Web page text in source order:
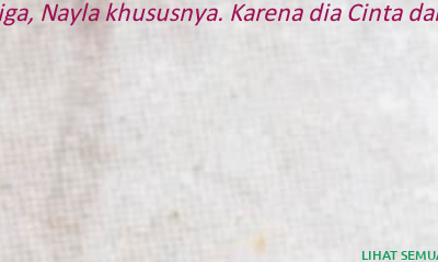
Nayla khususnya. Karena dia Cinta
LIHAT